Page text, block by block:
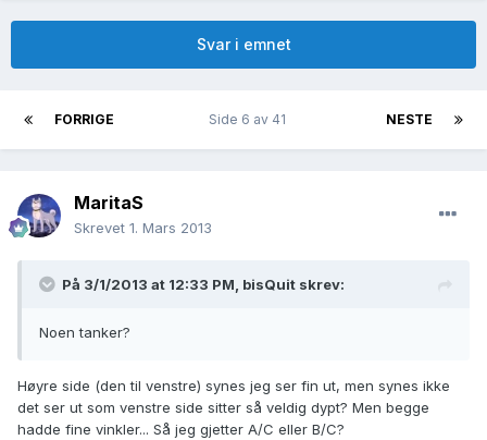
Svar i emnet
FORRIGE NESTE
Side 6 av 41
MaritaS
Skrevet 1. Mars 2013
På 3/1/2013 at 12:33 PM, bisQuit skrev:
Noen tanker?
Høyre side (den til venstre) synes jeg ser fin ut, men synes ikke
det ser ut som venstre side sitter så veldig dypt? Men begge
hadde fine vinkler... Så jeg gjetter A/C eller B/C?